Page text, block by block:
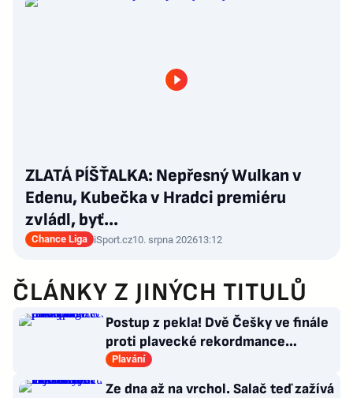
ZLATÁ PÍŠŤALKA: Nepřesný Wulkan v
Edenu, Kubečka v Hradci premiéru
zvládl, byť…
Chance Liga iSport.cz10. srpna 202613:12
ČLÁNKY Z JINÝCH TITULŮ
Postup z pekla! Dvě Češky ve finále
proti plavecké rekordmance
Steenbergenové: Je to mazec
Plavání
Ze dna až na vrchol. Salač teď zažívá